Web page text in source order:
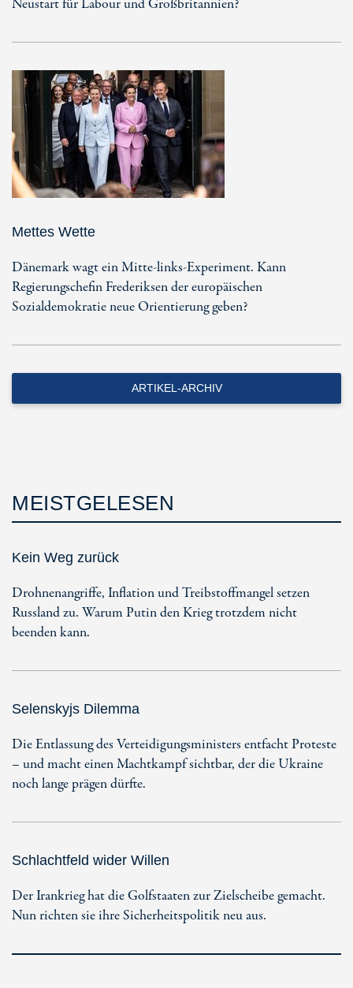
Neustart für Labour und Großbritannien?
Mettes Wette
Dänemark wagt ein Mitte-links-Experiment. Kann
Regierungschefin Frederiksen der europäischen
Sozialdemokratie neue Orientierung geben?
ARTIKEL-ARCHIV
MEISTGELESEN
Kein Weg zurück
Drohnenangriffe, Inflation und Treibstoffmangel setzen
Russland zu. Warum Putin den Krieg trotzdem nicht
beenden kann.
Selenskyjs Dilemma
Die Entlassung des Verteidigungsministers entfacht Proteste
– und macht einen Machtkampf sichtbar, der die Ukraine
noch lange prägen dürfte.
Schlachtfeld wider Willen
Der Irankrieg hat die Golfstaaten zur Zielscheibe gemacht.
Nun richten sie ihre Sicherheitspolitik neu aus.